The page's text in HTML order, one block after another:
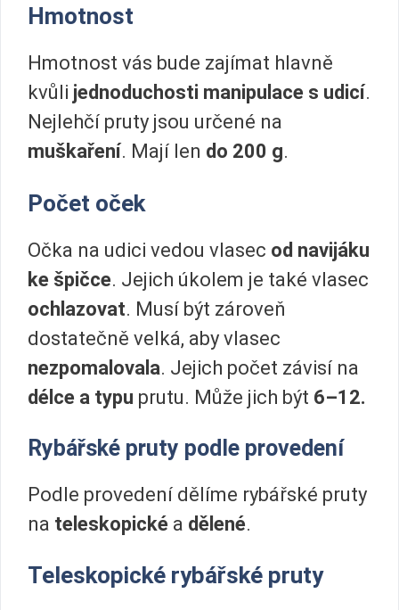
Hmotnost
Hmotnost vás bude zajímat hlavně
kvůli jednoduchosti manipulace s udicí.
Nejlehčí pruty jsou určené na
muškaření. Mají len do 200 g.
Počet oček
Očka na udici vedou vlasec od navijáku
ke špičce. Jejich úkolem je také vlasec
ochlazovat. Musí být zároveň
dostatečně velká, aby vlasec
nezpomalovala. Jejich počet závisí na
délce a typu prutu. Může jich být 6–12.
Rybářské pruty podle provedení
Podle provedení dělíme rybářské pruty
na teleskopické a dělené.
Teleskopické rybářské pruty